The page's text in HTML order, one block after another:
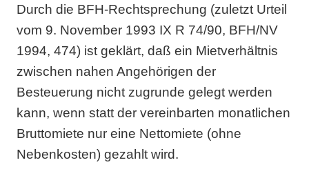
Durch die BFH-Rechtsprechung (zuletzt Urteil
vom 9. November 1993 IX R 74/90, BFH/NV
1994, 474) ist geklärt, daß ein Mietverhältnis
zwischen nahen Angehörigen der
Besteuerung nicht zugrunde gelegt werden
kann, wenn statt der vereinbarten monatlichen
Bruttomiete nur eine Nettomiete (ohne
Nebenkosten) gezahlt wird.